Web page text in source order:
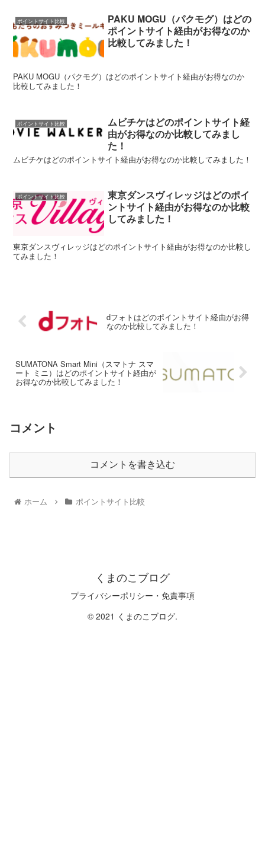
ポイントサイト比較
PAKU MOGU（パクモグ）はどの
ポイントサイト経由がお得なのか
比較してみました！
PAKU MOGU（パクモグ）はどのポイントサイト経由がお得なのか
比較してみました！
ポイントサイト比較
ムビチケはどのポイントサイト経
由がお得なのか比較してみまし
た！
ムビチケはどのポイントサイト経由がお得なのか比較してみました！
ポイントサイト比較
東京ダンスヴィレッジはどのポイ
ントサイト経由がお得なのか比較
してみました！
東京ダンスヴィレッジはどのポイントサイト経由がお得なのか比較し
てみました！
dフォトはどのポイントサイト経由がお得
なのか比較してみました！
SUMATONA Smart Mini（スマトナ スマ
ート ミニ）はどのポイントサイト経由が
お得なのか比較してみました！
コメント
コメントを書き込む
ホーム ポイントサイト比較
くまのこブログ
プライバシーポリシー・免責事項
© 2021 くまのこブログ.